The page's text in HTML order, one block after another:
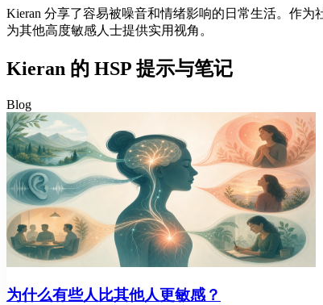
Kieran 分享了容易被噪音和情绪影响的日常生活。作
为其他高度敏感人士提供实用视角。
Kieran 的 HSP 提示与笔记
Blog
为什么有些人比其他人更敏感？